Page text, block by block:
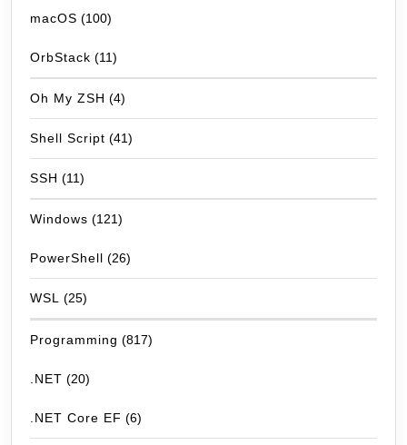
macOS (100)
OrbStack (11)
Oh My ZSH (4)
Shell Script (41)
SSH (11)
Windows (121)
PowerShell (26)
WSL (25)
Programming (817)
.NET (20)
.NET Core EF (6)